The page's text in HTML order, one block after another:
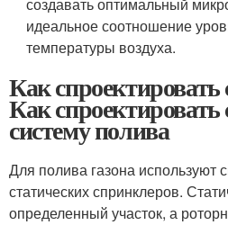
идеальное соотношение
температуры воздуха.
Как спроектировать
Как
систему полива
Для полива газона используют
статических спринклеров.
определенный участок, а